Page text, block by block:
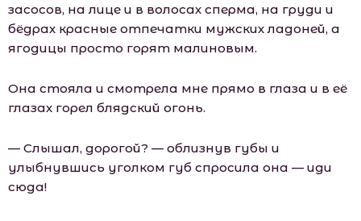
засосов, на лице и в волосах сперма, на груди и
бёдрах красные отпечатки мужских ладоней, а
ягодицы просто горят малиновым.
Она стояла и смотрела мне прямо в глаза и в её
глазах горел блядский огонь.
— Слышал, дорогой? — облизнув губы и
улыбнувшись уголком губ спросила она — иди
сюда!